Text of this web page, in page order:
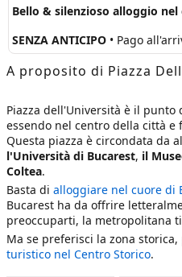
Bello & silenzioso alloggio nel
SENZA ANTICIPO • Pago
A proposito di Piazza
Piazza dell'Università è il
essendo nel centro della città
Questa piazza è circondata da
l'Università di Bucarest, il
Coltea.
Basta di alloggiare nel cuore di
Bucarest ha da offrire
preoccuparti, la metropolitana
Ma se preferisci la zona
turistico nel Centro Storico.